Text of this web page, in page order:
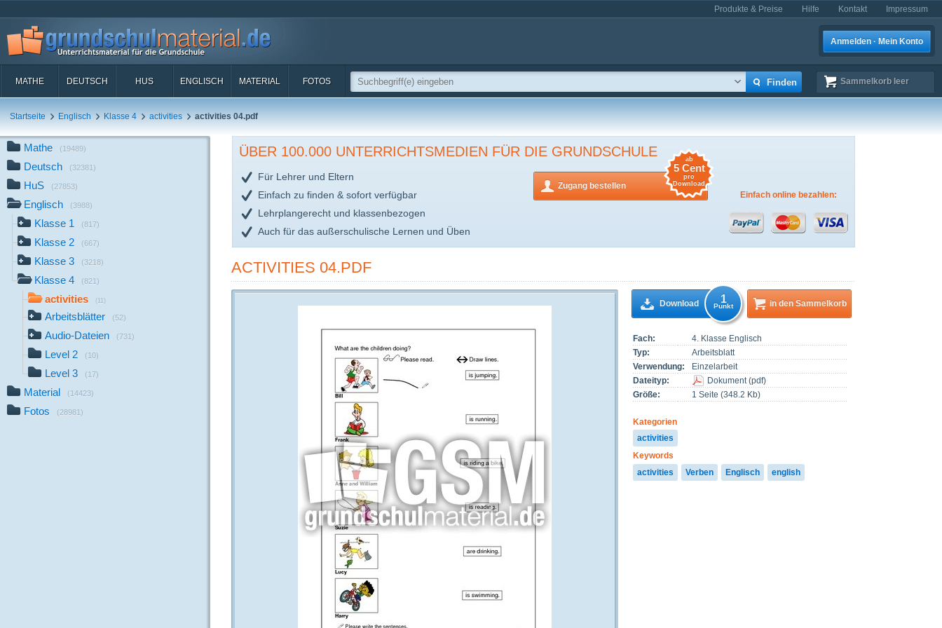
Produkte & Preise Hilfe Kontakt Impressum
Anmelden · Mein Konto
MATHE DEUTSCH HUS ENGLISCH MATERIAL FOTOS Sammelkorb leer
Startseite Englisch Klasse 4 activities activities 04.pdf
Mathe (19489)
Deutsch (32381)
HuS (27853)
Englisch (3988)
Klasse 1 (817)
Klasse 2 (667)
Klasse 3 (3218)
Klasse 4 (821)
activities (11)
Arbeitsblätter (52)
Audio-Dateien (731)
Level 2 (10)
Level 3 (17)
Material (14423)
Fotos (28981)
ÜBER 100.000 UNTERRICHTSMEDIEN FÜR DIE GRUNDSCHULE
Für Lehrer und Eltern
Einfach zu finden & sofort verfügbar
Lehrplangerecht und klassenbezogen
Auch für das außerschulische Lernen und Üben
Zugang bestellen
ab
5 Cent
pro
Download
Einfach online bezahlen:
ACTIVITIES 04.PDF
Fach:
4. Klasse Englisch
Typ:
Arbeitsblatt
Verwendung:
Einzelarbeit
Dateityp:
Dokument(pdf)
Größe:
1 Seite (348.2 Kb)
Kategorien
activities
Keywords
activities
Verben Englisch english
Download 1
Punkt in den Sammelkorb